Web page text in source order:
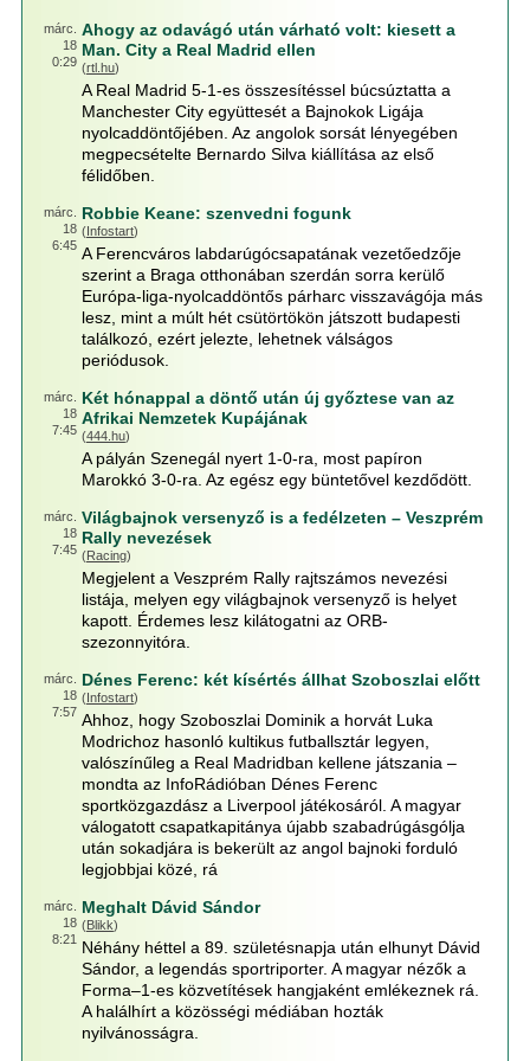
márc.
18
0:29
Ahogy az odavágó után várható volt: kiesett a
Man. City a Real Madrid ellen
(rtl.hu)
A Real Madrid 5-1-es összesítéssel búcsúztatta a
Manchester City együttesét a Bajnokok Ligája
nyolcaddöntőjében. Az angolok sorsát lényegében
megpecsételte Bernardo Silva kiállítása az első
félidőben.
márc.
18
6:45
Robbie Keane: szenvedni fogunk
(Infostart)
A Ferencváros labdarúgócsapatának vezetőedzője
szerint a Braga otthonában szerdán sorra kerülő
Európa-liga-nyolcaddöntős párharc visszavágója más
lesz, mint a múlt hét csütörtökön játszott budapesti
találkozó, ezért jelezte, lehetnek válságos
periódusok.
márc.
18
7:45
Két hónappal a döntő után új győztese van az
Afrikai Nemzetek Kupájának
(444.hu)
A pályán Szenegál nyert 1-0-ra, most papíron
Marokkó 3-0-ra. Az egész egy büntetővel kezdődött.
márc.
18
7:45
Világbajnok versenyző is a fedélzeten – Veszprém
Rally nevezések
(Racing)
Megjelent a Veszprém Rally rajtszámos nevezési
listája, melyen egy világbajnok versenyző is helyet
kapott. Érdemes lesz kilátogatni az ORB-
szezonnyitóra.
márc.
18
7:57
Dénes Ferenc: két kísértés állhat Szoboszlai előtt
(Infostart)
Ahhoz, hogy Szoboszlai Dominik a horvát Luka
Modrichoz hasonló kultikus futballsztár legyen,
valószínűleg a Real Madridban kellene játszania –
mondta az InfoRádióban Dénes Ferenc
sportközgazdász a Liverpool játékosáról. A magyar
válogatott csapatkapitánya újabb szabadrúgásgólja
után sokadjára is bekerült az angol bajnoki forduló
legjobbjai közé, rá
márc.
18
8:21
Meghalt Dávid Sándor
(Blikk)
Néhány héttel a 89. születésnapja után elhunyt Dávid
Sándor, a legendás sportriporter. A magyar nézők a
Forma–1-es közvetítések hangjaként emlékeznek rá.
A halálhírt a közösségi médiában hozták
nyilvánosságra.